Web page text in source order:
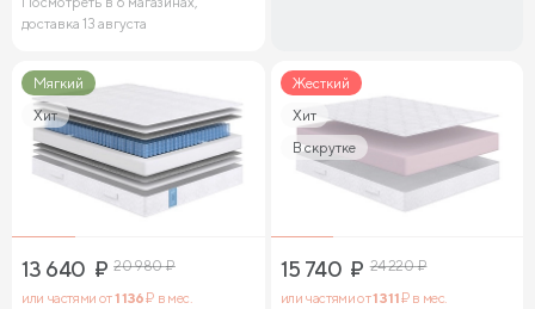
доставка 13 августа
Мягкий
Хит
13 640 ₽ 20 980₽
или частями от1 136₽ в мес.
Жесткий
Хит
В скрутке
15 740 ₽ 24 220₽
или частями от1 311₽ в мес.